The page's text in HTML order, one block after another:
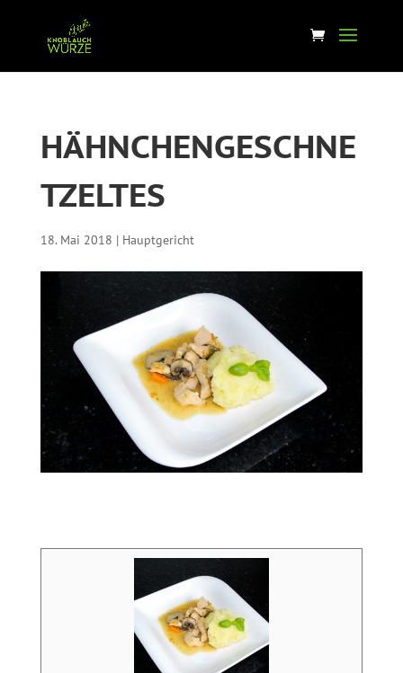
HÄHNCHENGESCHNE
TZELTES
18. Mai 2018 | Hauptgericht